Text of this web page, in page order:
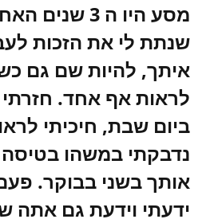
מסע היו ה 3
שנתת לי את הזכות
איתך, להיות שם גם
לראות אף אחד.
ביום שבת, חיכיתי
נדבקתי במשהו
אותך בשני בבוקר.
ידעתי וידעת גם אתה